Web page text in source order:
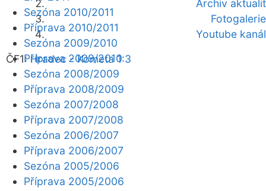
Archiv aktualit
Fotogalerie
Youtube kanál
ČF1:Hradec - Kometa 1:3
Sezóna 2010/2011
Příprava 2010/2011
Sezóna 2009/2010
Příprava 2009/2010
Sezóna 2008/2009
Příprava 2008/2009
Sezóna 2007/2008
Příprava 2007/2008
Sezóna 2006/2007
Příprava 2006/2007
Sezóna 2005/2006
Příprava 2005/2006